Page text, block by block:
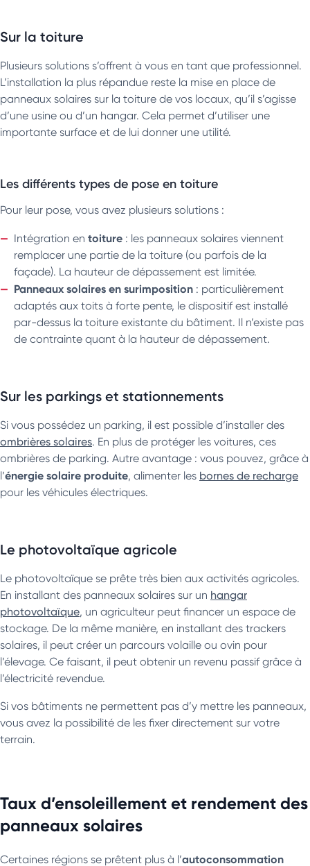
Sur la toiture
Plusieurs solutions s’offrent à vous en tant que professionnel.
L’installation la plus répandue reste la mise en place de
panneaux solaires sur la toiture de vos locaux, qu’il s’agisse
d’une usine ou d’un hangar. Cela permet d’utiliser une
importante surface et de lui donner une utilité.
Les différents types de pose en toiture
Pour leur pose, vous avez plusieurs solutions :
Intégration en toiture : les panneaux solaires viennent
remplacer une partie de la toiture (ou parfois de la
façade). La hauteur de dépassement est limitée.
Panneaux solaires en surimposition : particulièrement
adaptés aux toits à forte pente, le dispositif est installé
par-dessus la toiture existante du bâtiment. Il n’existe pas
de contrainte quant à la hauteur de dépassement.
Sur les parkings et stationnements
Si vous possédez un parking, il est possible d’installer des
ombrières solaires. En plus de protéger les voitures, ces
ombrières de parking. Autre avantage : vous pouvez, grâce à
l’énergie solaire produite, alimenter les bornes de recharge
pour les véhicules électriques.
Le photovoltaïque agricole
Le photovoltaïque se prête très bien aux activités agricoles.
En installant des panneaux solaires sur un hangar
photovoltaïque, un agriculteur peut financer un espace de
stockage. De la même manière, en installant des trackers
solaires, il peut créer un parcours volaille ou ovin pour
l’élevage. Ce faisant, il peut obtenir un revenu passif grâce à
l’électricité revendue.
Si vos bâtiments ne permettent pas d’y mettre les panneaux,
vous avez la possibilité de les fixer directement sur votre
terrain.
Taux d’ensoleillement et rendement des
panneaux solaires
Certaines régions se prêtent plus à l’autoconsommation